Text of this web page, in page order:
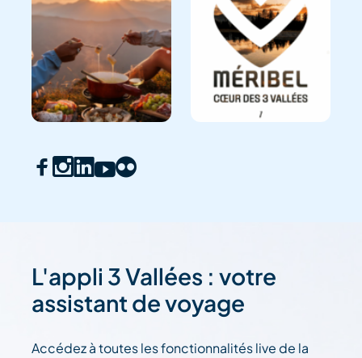
L'appli 3 Vallées : votre
assistant de voyage
Accédez à toutes les fonctionnalités live de la